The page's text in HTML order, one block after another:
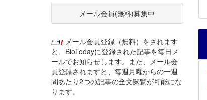
メール会員(無料)募集中
メール会員登録（無料）をされます
と、BioTodayに登録された記事を毎日メ
ールでお知らせします。また、メール会
員登録されますと、毎週月曜からの一週
間あたり2つの記事の全文閲覧が可能にな
ります。